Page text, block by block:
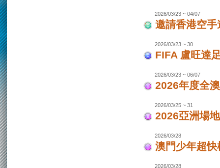
2026/03/23 ~ 04/07
邀請香港空
2026/03/23 ~ 30
FIFA 盧旺達
2026/03/23 ~ 06/07
2026年度全
2026/03/25 ~ 31
2026亞洲場
2026/03/28
澳門少年超快
2026/03/28